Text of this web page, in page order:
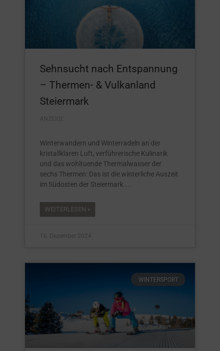
Sehnsucht nach Entspannung
– Thermen- & Vulkanland
Steiermark
Winterwandern und Winterradeln an der
kristallklaren Luft, verführerische Kulinarik
und das wohltuende Thermalwasser der
sechs Thermen: Das ist die winterliche Auszeit
im Südosten der Steiermark.
WEITERLESEN »
16. Dezember 2024
WINTERSPORT